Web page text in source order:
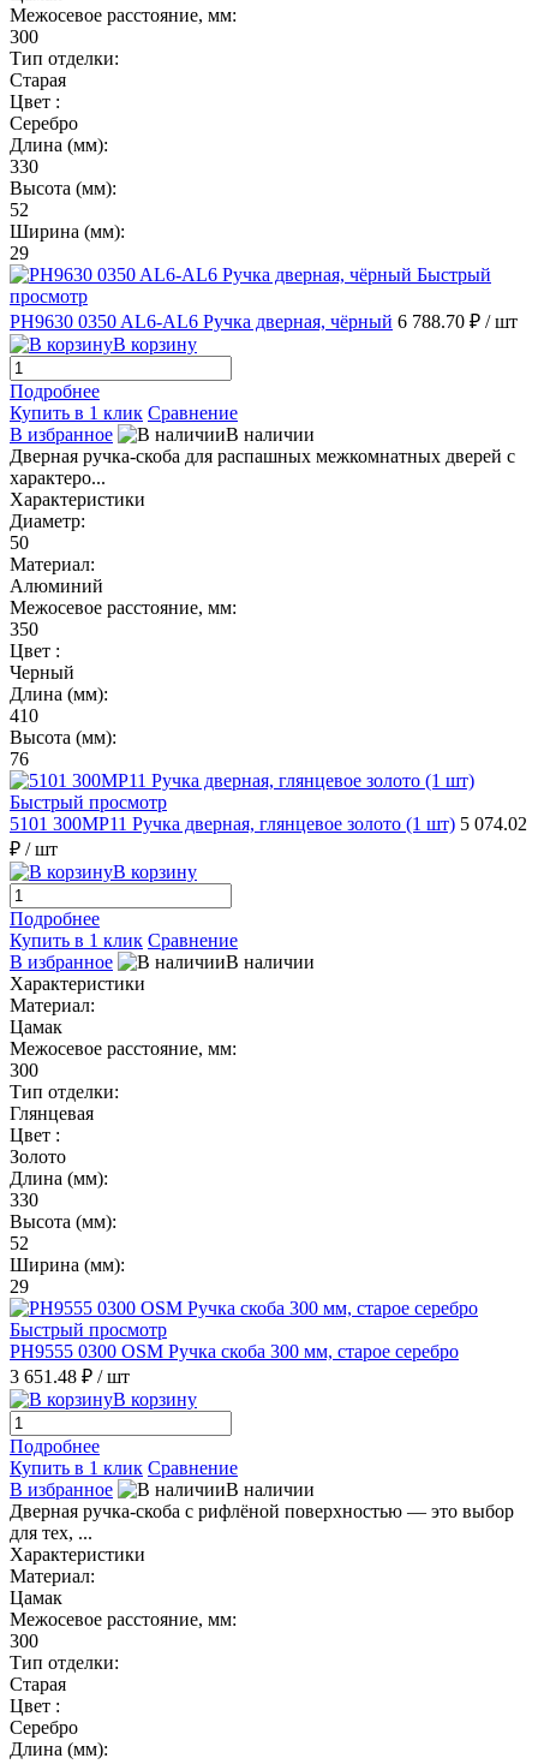
Межосевое расстояние, мм:
300
Тип отделки:
Старая
Цвет :
Серебро
Длина (мм):
330
Высота (мм):
52
Ширина (мм):
29
Быстрый
просмотр
PH9630 0350 AL6-AL6 Ручка дверная, чёрный 6 788.70 ₽ / шт
В корзину
Подробнее
Купить в 1 клик Сравнение
В избранное
В наличии
Дверная ручка-скоба для распашных межкомнатных дверей с
характеро...
Характеристики
Диаметр:
50
Материал:
Алюминий
Межосевое расстояние, мм:
350
Цвет :
Черный
Длина (мм):
410
Высота (мм):
76
Быстрый просмотр
5101 300MP11 Ручка дверная, глянцевое золото (1 шт) 5 074.02
₽ / шт
В корзину
Подробнее
Купить в 1 клик Сравнение
В избранное
В наличии
Характеристики
Материал:
Цамак
Межосевое расстояние, мм:
300
Тип отделки:
Глянцевая
Цвет :
Золото
Длина (мм):
330
Высота (мм):
52
Ширина (мм):
29
Быстрый просмотр
PH9555 0300 OSM Ручка скоба 300 мм, старое серебро
3 651.48 ₽ / шт
В корзину
Подробнее
Купить в 1 клик Сравнение
В избранное
В наличии
Дверная ручка-скоба с рифлёной поверхностью — это выбор
для тех, ...
Характеристики
Материал:
Цамак
Межосевое расстояние, мм:
300
Тип отделки:
Старая
Цвет :
Серебро
Длина (мм):